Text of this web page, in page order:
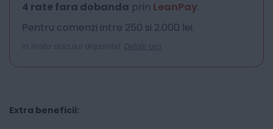
4 rate fara dobanda prin LeanPay.
Pentru comenzi intre 250 si 2.000 lei.
In limita stocului disponibil. Detalii aici
Extra beneficii: